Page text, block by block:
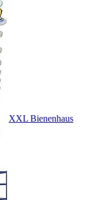
XXL Bienenhaus